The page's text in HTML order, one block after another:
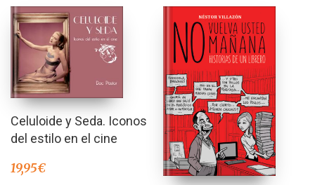
Celuloide y Seda. Iconos
del estilo en el cine
19,95€